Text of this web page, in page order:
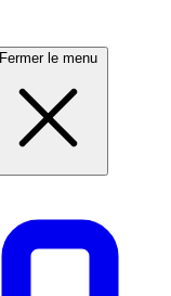
Fermer le menu